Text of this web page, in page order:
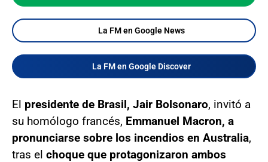
La FM en Google News
La FM en Google Discover
El presidente de Brasil, Jair Bolsonaro, invitó a
su homólogo francés, Emmanuel Macron, a
pronunciarse sobre los incendios en Australia,
tras el choque que protagonizaron ambos